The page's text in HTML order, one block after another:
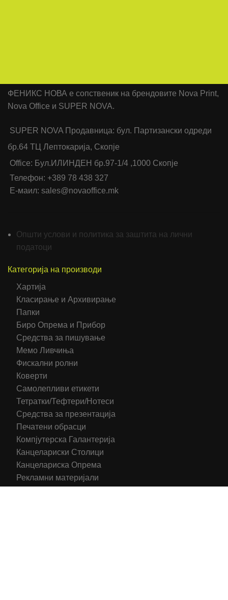
ФЕНИКС НОВА е сопственик на брендовите Nova Print,
Nova Office и SUPER NOVA.
SUPER NOVA Продавница: бул. Партизански одреди
бр.64 ТЦ Лептокарија, Скопје
Office: Бул.ИЛИНДЕН бр.97-1/4 ,1000 Скопје
Телефон: +389 78 438 327
Е-маил: sales@novaoffice.mk
Општи услови и политика за заштита на лични
податоци
Категорија на производи
Хартија
Класирање и Архивирање
Папки
Биро Опрема и Прибор
Средства за пишување
Мемо Ливчиња
Фискални ролни
Коверти
Самолепливи етикети
Тетратки/Тефтери/Нотеси
Средства за презентација
Печатени обрасци
Компјутерска Галантерија
Канцелариски Столици
Канцелариска Опрема
Рекламни материјали